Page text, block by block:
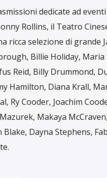
dedicate ad
Rollins, il Teatro
ricca selezione di
Billie Holiday,
Reid, Billy Drummond,
Hamilton, Diana Krall,
Ry Cooder, Joachim
Makaya
Dayna Stephens,